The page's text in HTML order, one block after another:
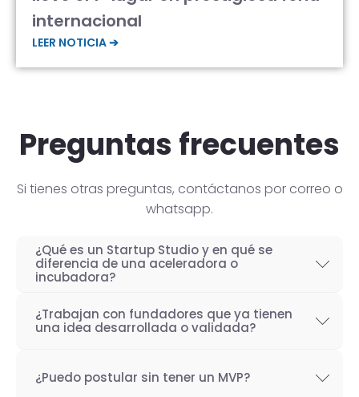
internacional
LEER NOTICIA ➔
Preguntas frecuentes
Si tienes otras preguntas, contáctanos por correo o
whatsapp.
¿Qué es un Startup Studio y en qué se
diferencia de una aceleradora o
incubadora?
Un Startup Studio es una organización capaz
de construir startups de manera iterativa,
con experiencia. También se les conoce
¿Trabajan con fundadores que ya tienen
una idea desarrollada o validada?
Startup Studio es lograr un proceso iterativo
¿Puedo postular sin tener un MVP?